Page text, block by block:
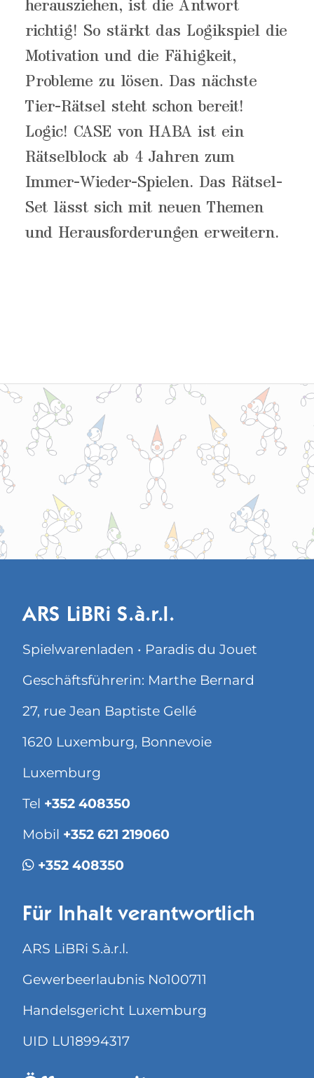
herausziehen, ist die Antwort
richtig! So stärkt das Logikspiel die
Motivation und die Fähigkeit,
Probleme zu lösen. Das nächste
Tier-Rätsel steht schon bereit!
Logic! CASE von HABA ist ein
Rätselblock ab 4 Jahren zum
Immer-Wieder-Spielen. Das Rätsel-
Set lässt sich mit neuen Themen
und Herausforderungen erweitern.
ARS LiBRi S.à.r.l.
Spielwarenladen • Paradis du Jouet
Geschäftsführerin: Marthe Bernard
27, rue Jean Baptiste Gellé
1620 Luxemburg, Bonnevoie
Luxemburg
Tel +352 408350
Mobil +352 621 219060
+352 408350
Für Inhalt verantwortlich
ARS LiBRi S.à.r.l.
Gewerbeerlaubnis No100711
Handelsgericht Luxemburg
UID LU18994317